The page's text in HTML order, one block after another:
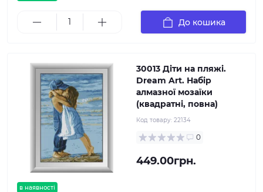
До кошика
в наявності
30013 Діти на пляжі.
Dream Art. Набір
алмазної мозаїки
(квадратні, повна)
Код товару: 22134
0
449.00грн.